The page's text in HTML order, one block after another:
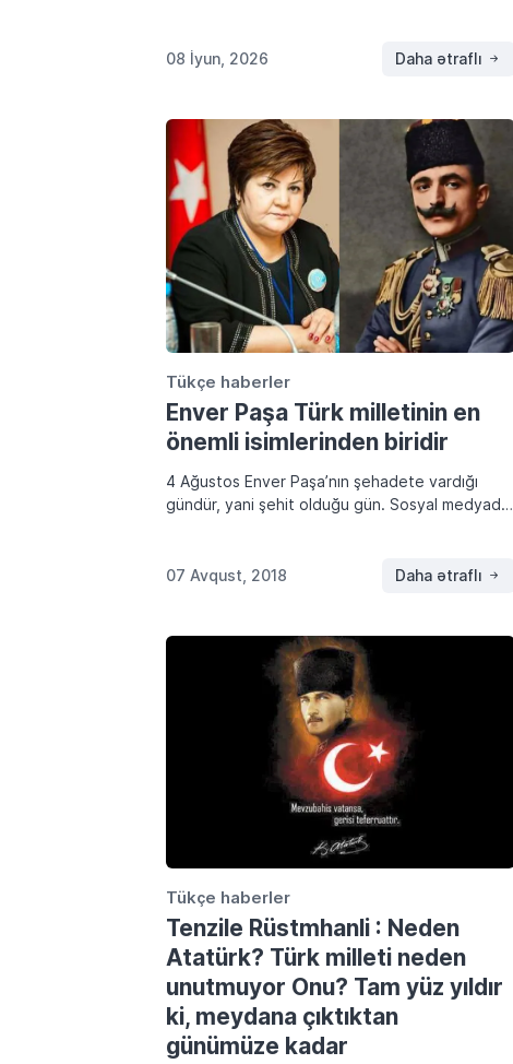
Kitabxanasında görüş və kitab təqdimatı
keçirilib. […]
08 İyun, 2026 Daha ətraflı
Tükçe haberler
Enver Paşa Türk milletinin en
önemli isimlerinden biridir
4 Ağustos Enver Paşa’nın şehadete vardığı
gündür, yani şehit olduğu gün. Sosyal medyada,
altındaki yorumları ve bu yorumların […]
07 Avqust, 2018 Daha ətraflı
Tükçe haberler
Tenzile Rüstmhanli : Neden
Atatürk? Türk milleti neden
unutmuyor Onu? Tam yüz yıldır
ki, meydana çıktıktan
günümüze kadar